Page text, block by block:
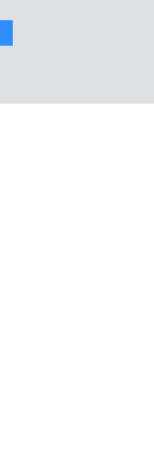
d'utilisation du site